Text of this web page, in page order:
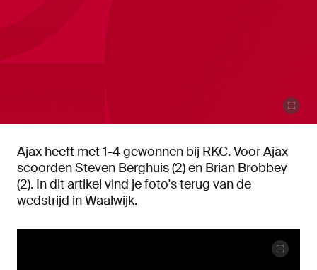
Ajax heeft met 1-4 gewonnen bij RKC. Voor Ajax
scoorden Steven Berghuis (2) en Brian Brobbey
(2). In dit artikel vind je foto's terug van de
wedstrijd in Waalwijk.